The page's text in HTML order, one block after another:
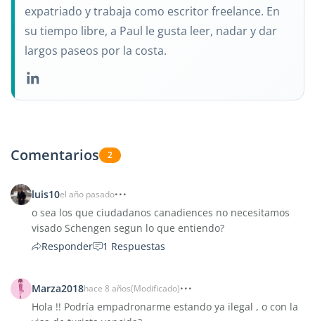
expatriado y trabaja como escritor freelance. En
su tiempo libre, a Paul le gusta leer, nadar y dar
largos paseos por la costa.
Comentarios 2
luis10el año pasado
o sea los que ciudadanos canadiences no necesitamos
visado Schengen segun lo que entiendo?
Responder
1 Respuestas
Marza2018hace 8 años(Modificado)
Hola !! Podría empadronarme estando ya ilegal , o con la